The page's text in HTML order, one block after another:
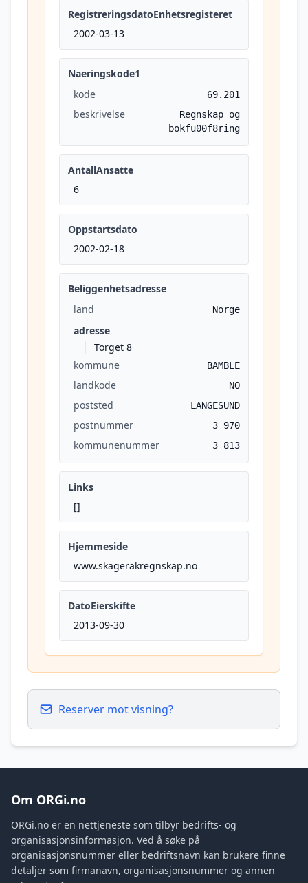
RegistreringsdatoEnhetsregisteret
2002-03-13
Naeringskode1
kode
69.201
beskrivelse
Regnskap og
bokfu00f8ring
AntallAnsatte
6
Oppstartsdato
2002-02-18
Beliggenhetsadresse
land
Norge
adresse
Torget 8
kommune
BAMBLE
landkode NO
poststed LANGESUND
postnummer 3 970
kommunenummer 3 813
Links
[]
Hjemmeside
www.skagerakregnskap.no
DatoEierskifte
2013-09-30
Reserver mot visning?
Om ORGi.no
ORGi.no er en nettjeneste som tilbyr bedrifts- og
organisasjonsinformasjon. Ved å søke på
organisasjonsnummer eller bedriftsnavn kan brukere finne
detaljer som firmanavn, organisasjonsnummer og annen